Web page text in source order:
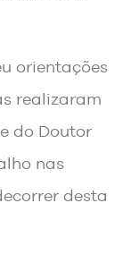
orientações
realizaram
do Doutor
nas
desta